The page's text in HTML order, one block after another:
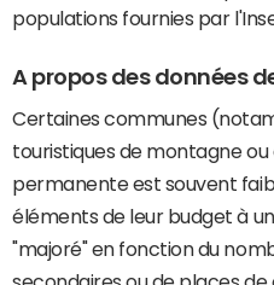
populations fournies par
A propos des données
Certaines communes
touristiques de montagne
permanente est souvent
éléments de leur budget à
"majoré" en fonction du